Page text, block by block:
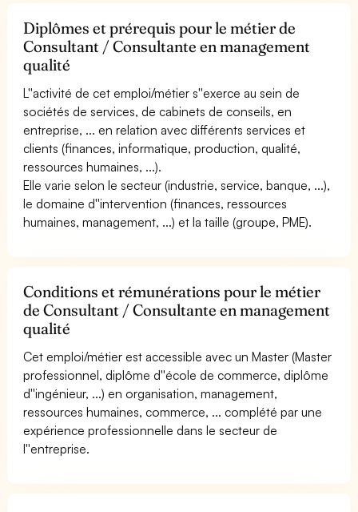
Diplômes et prérequis pour le métier de
Consultant / Consultante en management
qualité
L''activité de cet emploi/métier s''exerce au sein de
sociétés de services, de cabinets de conseils, en
entreprise, ... en relation avec différents services et
clients (finances, informatique, production, qualité,
ressources humaines, ...).
Elle varie selon le secteur (industrie, service, banque, ...),
le domaine d''intervention (finances, ressources
humaines, management, ...) et la taille (groupe, PME).
Conditions et rémunérations pour le métier
de Consultant / Consultante en management
qualité
Cet emploi/métier est accessible avec un Master (Master
professionnel, diplôme d''école de commerce, diplôme
d''ingénieur, ...) en organisation, management,
ressources humaines, commerce, ... complété par une
expérience professionnelle dans le secteur de
l''entreprise.